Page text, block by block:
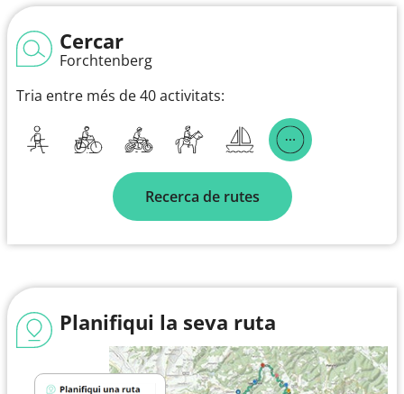
Cercar
Forchtenberg
Tria entre més de 40 activitats:
Recerca de rutes
Planifiqui la seva ruta